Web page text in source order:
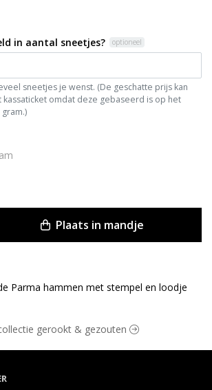
Parma hammen met stempel en loodje
in aantal sneetjes? optioneel
sneetjes je wenst. (De geschatte prijs kan
kassaticket omdat deze gebaseerd is op het
Plaats in mandje
gerookt & gezouten